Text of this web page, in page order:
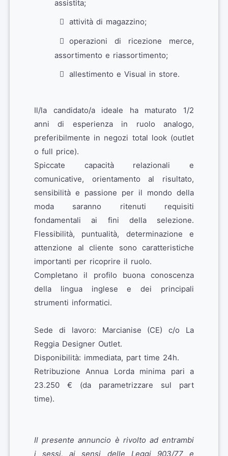
assistita;
attività di magazzino;
operazioni di ricezione merce,
assortimento e riassortimento;
allestimento e Visual in store.
Il/la candidato/a ideale ha maturato 1/2
anni di esperienza in ruolo analogo,
preferibilmente in negozi total look (outlet
o full price).
Spiccate capacità relazionali e
comunicative, orientamento al risultato,
sensibilità e passione per il mondo della
moda saranno ritenuti requisiti
fondamentali ai fini della selezione.
Flessibilità, puntualità, determinazione e
attenzione al cliente sono caratteristiche
importanti per ricoprire il ruolo.
Completano il profilo buona conoscenza
della lingua inglese e dei principali
strumenti informatici.
Sede di lavoro: Marcianise (CE) c/o La
Reggia Designer Outlet.
Disponibilità: immediata, part time 24h.
Retribuzione Annua Lorda minima pari a
23.250 € (da parametrizzare sul part
time).
Il presente annuncio è rivolto ad entrambi
i sessi, ai sensi delle Leggi 903/77 e